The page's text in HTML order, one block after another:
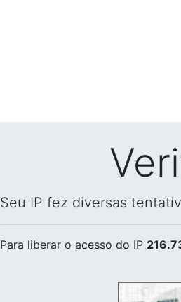
Seu IP fez diversas
Para liberar o acesso do IP